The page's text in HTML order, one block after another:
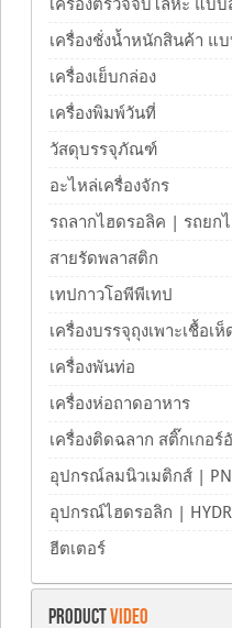
เครื่องตรวจจับโลหะ แบ
เครื่องชั่งน้ำหนักสินค้า แ
เครื่องเย็บกล่อง
เครื่องพิมพ์วันที่
วัสดุบรรจุภัณฑ์
อะไหล่เครื่องจักร
รถลากไฮดรอลิค | รถยก
สายรัดพลาสติก
เทปกาวโอพีพีเทป
เครื่องบรรจุถุงเพาะเชื้อเห็
เครื่องพันท่อ
เครื่องห่อถาดอาหาร
เครื่องติดฉลาก สติ๊กเกอร์
อุปกรณ์ลมนิวเมติกส์ |
อุปกรณ์ไฮดรอลิก |
ฮีตเตอร์
PRODUCTVIDEO